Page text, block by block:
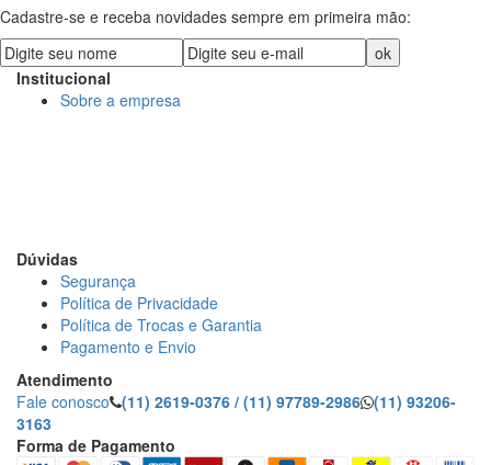
Cadastre-se e receba novidades sempre em primeira mão:
Institucional
Sobre a empresa
Dúvidas
Segurança
Política de Privacidade
Política de Trocas e Garantia
Pagamento e Envio
Atendimento
Fale conosco (11) 2619-0376 / (11) 97789-2986 (11) 93206-
3163
Forma de Pagamento